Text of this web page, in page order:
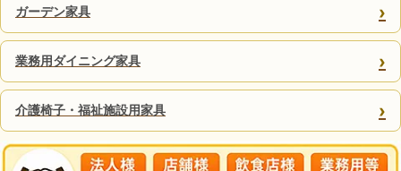
ガーデン家具 ›
業務用ダイニング家具 ›
介護椅子・福祉施設用家具 ›